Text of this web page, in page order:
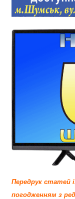
Передрук статей
погодженням з